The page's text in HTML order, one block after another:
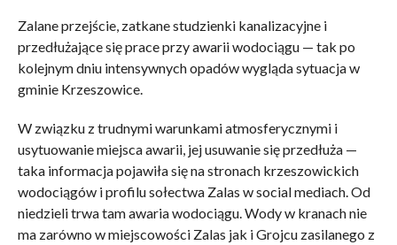
Zalane przejście, zatkane studzienki kanalizacyjne i
przedłużające się prace przy awarii wodociągu — tak po
kolejnym dniu intensywnych opadów wygląda sytuacja w
gminie Krzeszowice.
W związku z trudnymi warunkami atmosferycznymi i
usytuowanie miejsca awarii, jej usuwanie się przedłuża —
taka informacja pojawiła się na stronach krzeszowickich
wodociągów i profilu sołectwa Zalas w social mediach. Od
niedzieli trwa tam awaria wodociągu. Wody w kranach nie
ma zarówno w miejscowości Zalas jak i Grojcu zasilanego z